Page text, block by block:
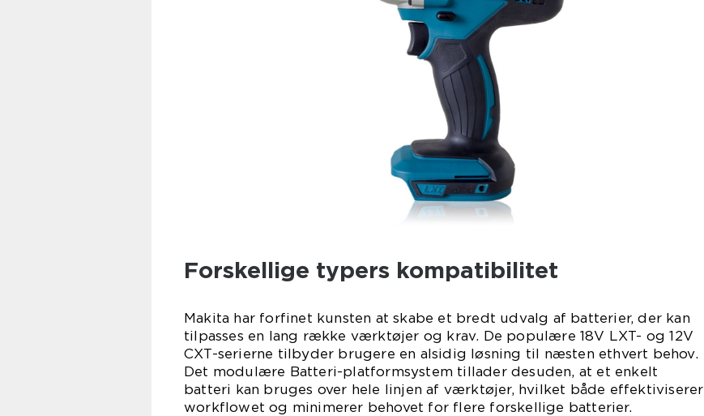
Forskellige typers kompatibilitet
Makita har forfinet kunsten at skabe et bredt udvalg af batterier, der kan
tilpasses en lang række værktøjer og krav. De populære 18V LXT- og 12V
CXT-serierne tilbyder brugere en alsidig løsning til næsten ethvert behov.
Det modulære Batteri-platformsystem tillader desuden, at et enkelt
batteri kan bruges over hele linjen af værktøjer, hvilket både effektiviserer
workflowet og minimerer behovet for flere forskellige batterier.